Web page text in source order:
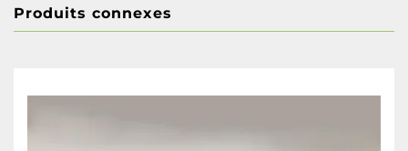
Produits connexes